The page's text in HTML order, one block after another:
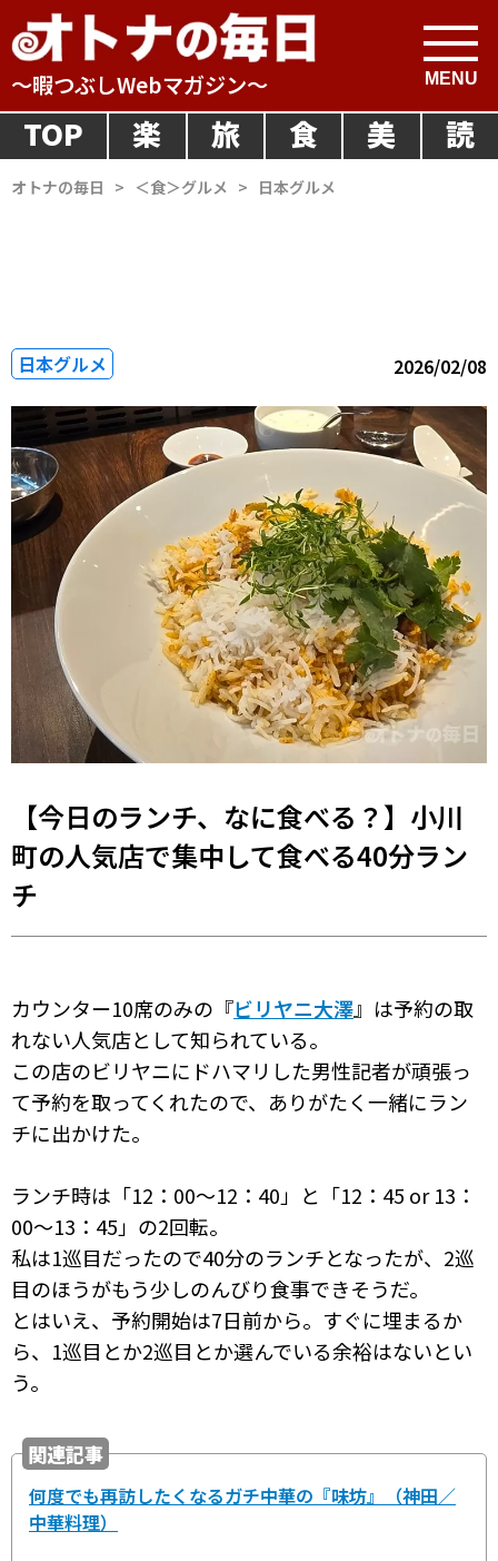
～暇つぶしWebマガジン～
TOP 楽 旅 食 美 読
オトナの毎日 > ＜食＞グルメ > 日本グルメ
日本グルメ 2026/02/08
【今日のランチ、なに食べる？】小川
町の人気店で集中して食べる40分ラン
チ
カウンター10席のみの『ビリヤニ大澤』は予約の取
れない人気店として知られている。
この店のビリヤニにドハマリした男性記者が頑張っ
て予約を取ってくれたので、ありがたく一緒にラン
チに出かけた。
ランチ時は「12：00～12：40」と「12：45 or 13：
00～13：45」の2回転。
私は1巡目だったので40分のランチとなったが、2巡
目のほうがもう少しのんびり食事できそうだ。
とはいえ、予約開始は7日前から。すぐに埋まるか
ら、1巡目とか2巡目とか選んでいる余裕はないとい
う。
関連記事
何度でも再訪したくなるガチ中華の『味坊』（神田／
中華料理）